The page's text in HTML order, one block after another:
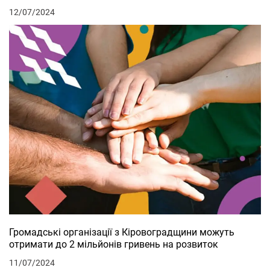
12/07/2024
Громадські організації з Кіровоградщини можуть
отримати до 2 мільйонів гривень на розвиток
11/07/2024